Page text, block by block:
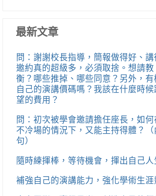
最新文章
問：謝謝校長指導，簡報做得好、
邀約真的超級多，必須取捨。想請
衡？哪些推掉、哪些同意？另外，有
自己的演講價碼嗎？我該在什麼時
望的費用？
問：初次被學會邀請擔任座長，如何
不冷場的情況下，又能主持得體？
句）
隨時練揮棒，等待機會，揮出自己人
補強自己的演講能力，強化學術生涯